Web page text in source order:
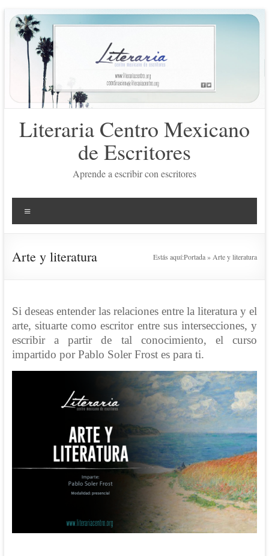
Saltar
contenido
Literaria Centro Mexicano
de Escritores
Aprende a escribir con escritores
Arte y literatura Estás aquí:Portada» Arte y literatura
Si deseas entender las relaciones entre la literatura y el
arte, situarte como escritor entre sus intersecciones, y
escribir a partir de tal conocimiento, el curso
impartido por Pablo Soler Frost es para ti.